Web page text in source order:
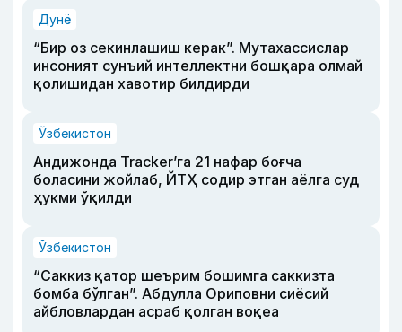
Дунё
“Бир оз секинлашиш керак”. Мутахассислар
инсоният сунъий интеллектни бошқара олмай
қолишидан хавотир билдирди
Ўзбекистон
Андижонда Tracker’га 21 нафар боғча
боласини жойлаб, ЙТҲ содир этган аёлга суд
ҳукми ўқилди
Ўзбекистон
“Саккиз қатор шеърим бошимга саккизта
бомба бўлган”. Абдулла Ориповни сиёсий
айбловлардан асраб қолган воқеа